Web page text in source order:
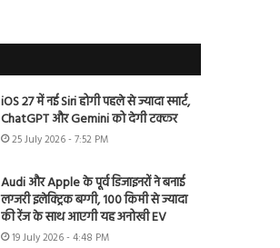
iOS 27 में नई Siri होगी पहले से ज्यादा स्मार्ट,
ChatGPT और Gemini को देगी टक्कर
25 July 2026 - 7:52 PM
Audi और Apple के पूर्व डिजाइनरों ने बनाई
लग्जरी इलेक्ट्रिक बग्गी, 100 किमी से ज्यादा
की रेंज के साथ आएगी यह अनोखी EV
19 July 2026 - 4:48 PM